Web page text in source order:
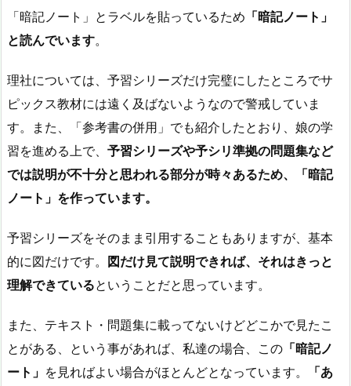
「暗記ノート」とラベルを貼っているため 「暗記ノート」
と読んでいます。
理社については、予習シリーズだけ完璧にしたところでサ
ピックス教材には遠く及ばないようなので警戒していま
す。また、「参考書の併用」でも紹介したとおり、娘の学
習を進める上で、 予習シリーズや予シリ準拠の問題集など
では説明が不十分と思われる部分が時々あるため、「暗記
ノート」を作っています。
予習シリーズをそのまま引用することもありますが、基本
的に図だけです。
図だけ見て説明できれば、それはきっと
理解できているということだと思っています。
また、テキスト・問題集に載ってないけどどこかで見たこ
とがある、という事があれば、私達の場合、この 「暗記ノ
ート」 を見ればよい場合がほとんどとなっています。
「あ